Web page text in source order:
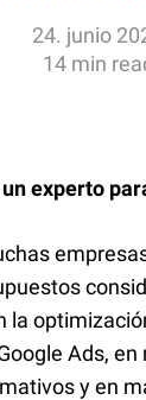
24. junio
14 min
experto
la
Ads,
y en